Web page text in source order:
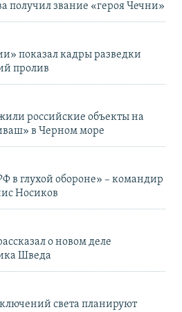
получил звание «героя Чечни»
показал кадры разведки
пролив
российские объекты на
в Черном море
в глухой обороне» – командир
Носиков
о новом деле
Шведа
света планируют